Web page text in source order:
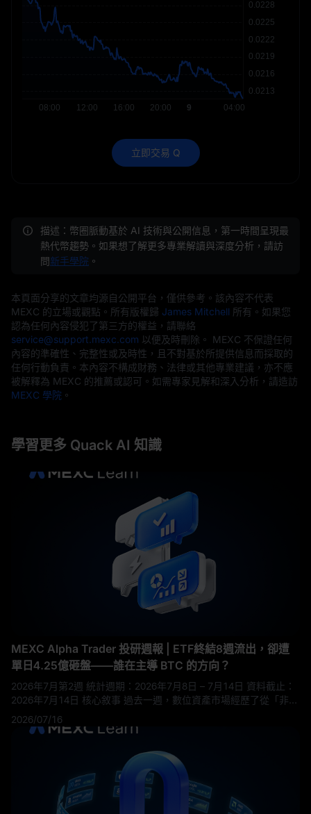
立即交易 Q
描述：幣圈脈動基於 AI 技術與公開信息，第一時間呈現最
熱代幣趨勢。如果想了解更多專業解讀與深度分析，請訪
問新手學院 。
本頁面分享的文章均源自公開平台，僅供參考。該內容不代表
MEXC 的立場或觀點。所有版權歸 James Mitchell 所有。如果您
認為任何內容侵犯了第三方的權益，請聯絡
service@support.mexc.com 以便及時刪除。 MEXC 不保證任何
內容的準確性、完整性或及時性，且不對基於所提供信息而採取的
任何行動負責。本內容不構成財務、法律或其他專業建議，亦不應
被解釋為 MEXC 的推薦或認可。如需專家見解和深入分析，請造訪
MEXC 學院 。
學習更多 Quack AI 知識
MEXC Alpha Trader 投研週報 | ETF終結8週流出，卻遭
單日4.25億砸盤——誰在主導 BTC 的方向？
2026年7月第2週 統計週期：2026年7月8日 – 7月14日 資料截止：
2026年7月14日 核心敘事 過去一週，數位資產市場經歷了從「非農
餘溫反彈」到「地緣政治衝擊」的戲劇性反轉。週初比特幣在
63,000美元附近震盪，一度突破64,000美元；但週末隨著美伊衝突
口，全週回吐大部分漲幅。 地緣政治成為本週最大變量。 7月13
2026/07/16